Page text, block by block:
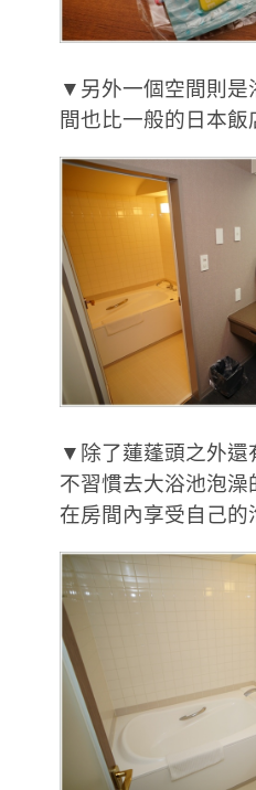
▼另外一個空間則是
間也比一般的日本飯
▼除了蓮蓬頭之外還
不習慣去大浴池泡
在房間內享受自己的